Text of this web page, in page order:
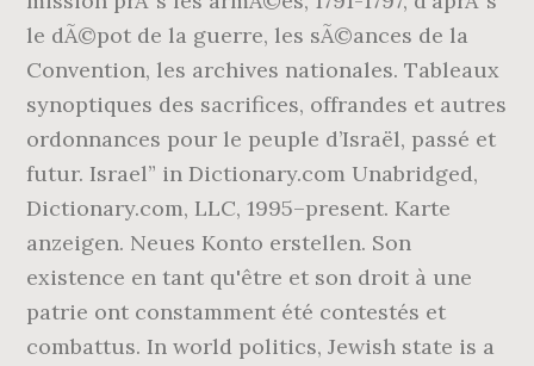
le dÃ©pot de la guerre, les sÃ©ances de la
Convention, les archives nationales. Tableaux
synoptiques des sacrifices, offrandes et autres
ordonnances pour le peuple d’Israël, passé et
futur. Israel” in Dictionary.com Unabridged,
Dictionary.com, LLC, 1995–present. Karte
anzeigen. Neues Konto erstellen. Son
existence en tant qu'être et son droit à une
patrie ont constamment été contestés et
combattus. In world politics, Jewish state is a